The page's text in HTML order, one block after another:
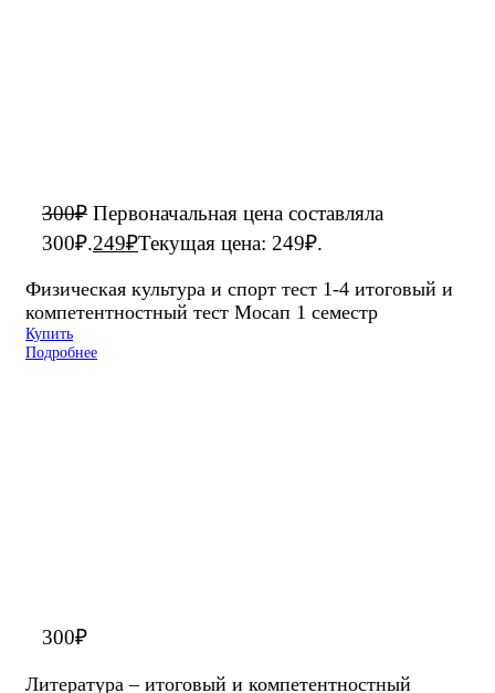
300₽ Первоначальная цена составляла
300₽.249₽Текущая цена: 249₽.
Физическая культура и спорт тест 1-4 итоговый и
компетентностный тест Мосап 1 семестр
Купить
Подробнее
300₽
Литература – итоговый и компетентностный